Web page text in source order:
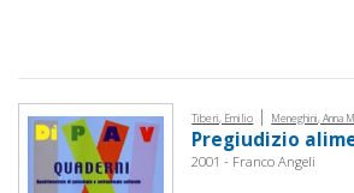
Tiberi, Emilio | Meneghini, Anna
Pregiudizio
2001 - Franco Angeli